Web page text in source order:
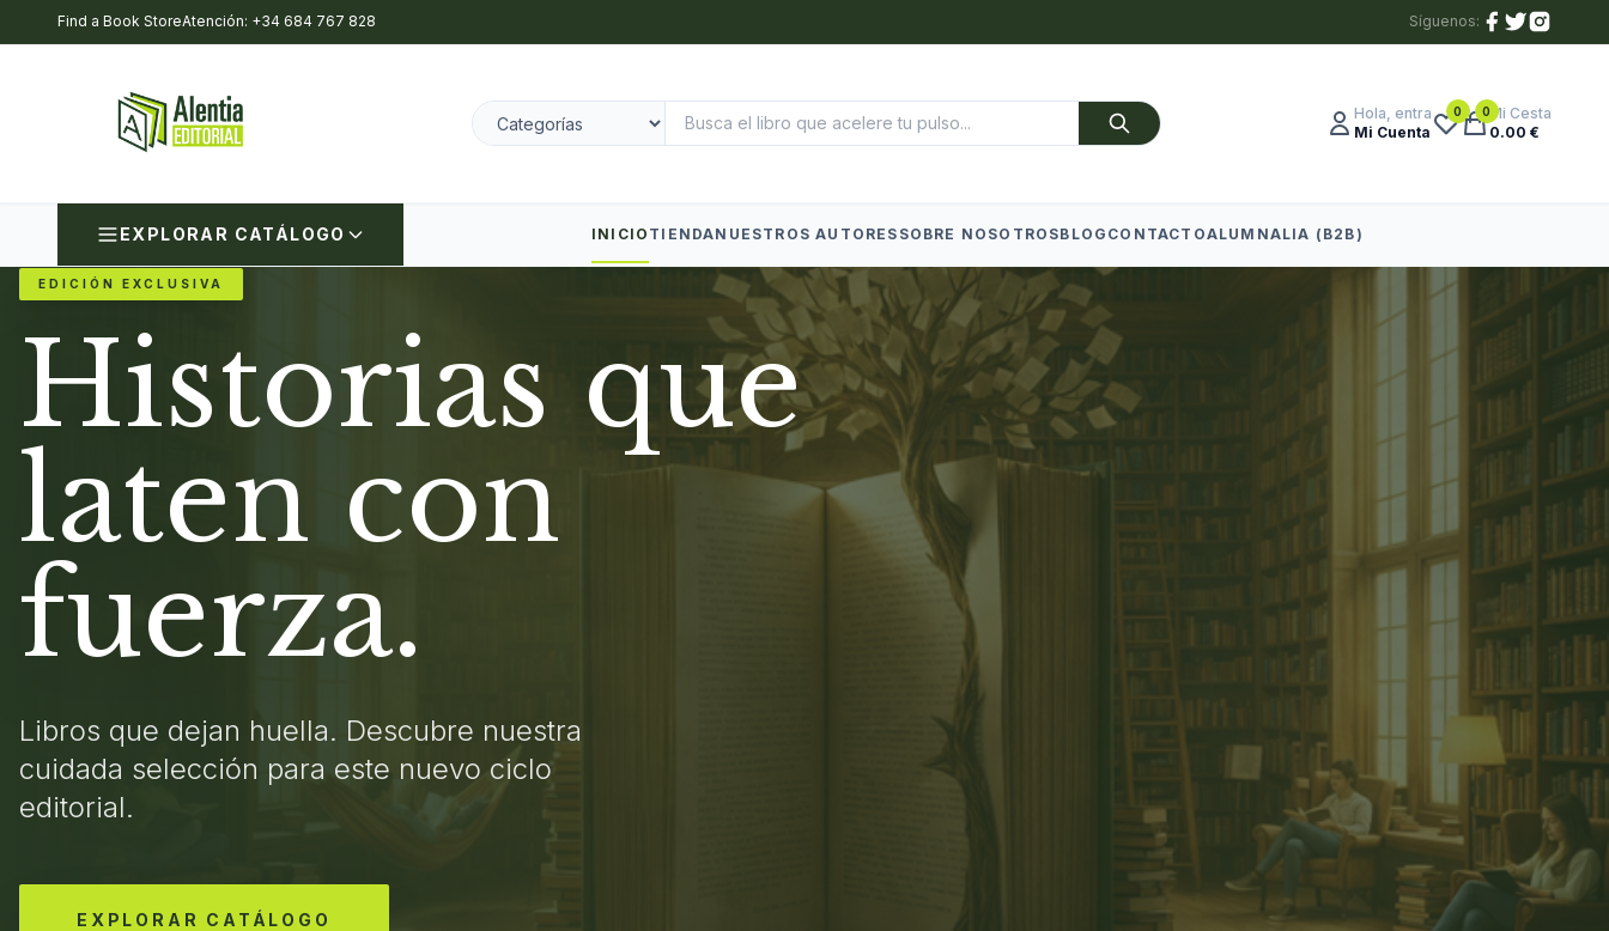
Find a Book StoreAtención: +34 684 767 828 Síguenos:
Hola, entra
Mi Cuenta
0 0Mi Cesta
0.00 €
EXPLORAR CATÁLOGO INICIO TIENDANUESTROS AUTORES SOBRE NOSOTROSBLOG CONTACTOALUMNALIA (B2B)
EDICIÓN EXCLUSIVA
Historias que
laten con
fuerza.
Libros que dejan huella. Descubre nuestra
cuidada selección para este nuevo ciclo
editorial.
EXPLORAR CATÁLOGO